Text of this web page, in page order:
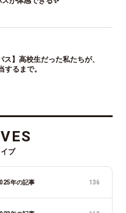
ス】高校生だった私たちが、
るまで。
ブ
年の記事 136